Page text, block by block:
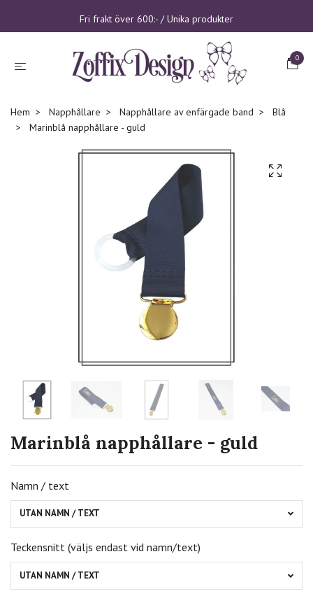
Fri frakt över 600:- / Unika produkter
0
Hem Napphållare Napphållare av enfärgade band
Blå
Marinblå napphållare - guld
Marinblå napphållare - guld
Namn / text
UTAN NAMN / TEXT
Teckensnitt (väljs endast vid namn/text)
UTAN NAMN / TEXT